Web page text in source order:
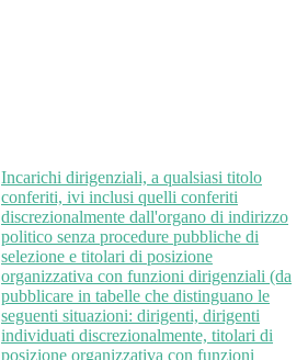
Incarichi dirigenziali, a qualsiasi titolo
conferiti, ivi inclusi quelli conferiti
discrezionalmente dall'organo di indirizzo
politico senza procedure pubbliche di
selezione e titolari di posizione
organizzativa con funzioni dirigenziali (da
pubblicare in tabelle che distinguano le
seguenti situazioni: dirigenti, dirigenti
individuati discrezionalmente, titolari di
posizione organizzativa con funzioni